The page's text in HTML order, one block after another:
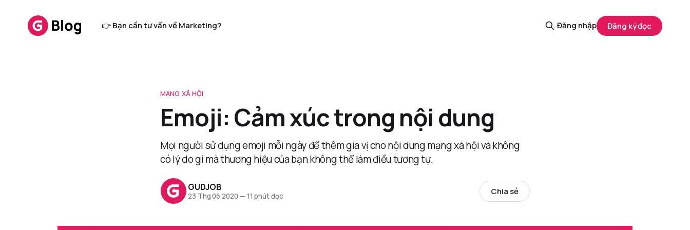
👉 Bạn cần tư vấn về Marketing? Đăng nhập Đăng ký đọc
MẠNG XÃ HỘI
Emoji: Cảm xúc trong nội dung
Mọi người sử dụng emoji mỗi ngày để thêm gia vị cho nội dung mạng xã hội và không
có lý do gì mà thương hiệu của bạn không thể làm điều tương tự.
GUDJOB
23 Thg 06 2020 — 11 phút đọc Chia sẻ